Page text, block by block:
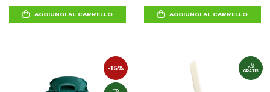
AGGIUNGI AL CARRELLO AGGIUNGI AL CARRELLO
-15% GRATIS